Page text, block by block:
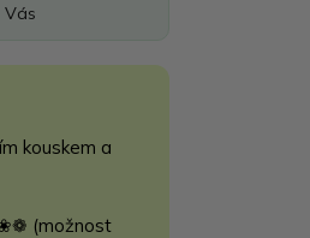
Vás
kouskem a
❀❁ (možnost